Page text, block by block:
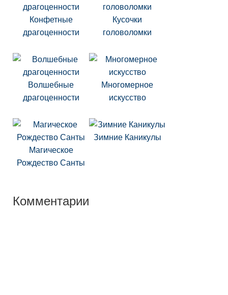
Конфетные
драгоценности
Кусочки
головоломки
Волшебные
драгоценности
Многомерное
искусство
Магическое
Рождество Санты
Зимние Каникулы
Комментарии